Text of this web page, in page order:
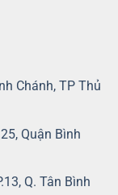
Chánh, TP Thủ
Quận Bình
Q. Tân Bình